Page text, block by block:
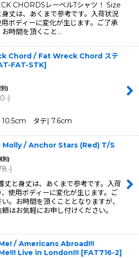
CHORDSレーベルTシャツ！ Size
丈は、あくまで参考です。入荷状況
用ボディーに変化が生じます。ご了承
お時間を頂くこと…
Chord / Fat Wreck Chord ステ
FAT-STK]
別)
.-)
10.5cm タテ| 7.6cm
/ Anchor Stars (Red) T/S
別)
.-)
丈と身丈は、あくまで参考です。入荷
使用ボディーに変化が生じます。ご
。お時間を頂くこととなりますが、
はお気軽にお申し付けください。
/ Americans Abroad!!!
Live in London!!! [FAT716-2]